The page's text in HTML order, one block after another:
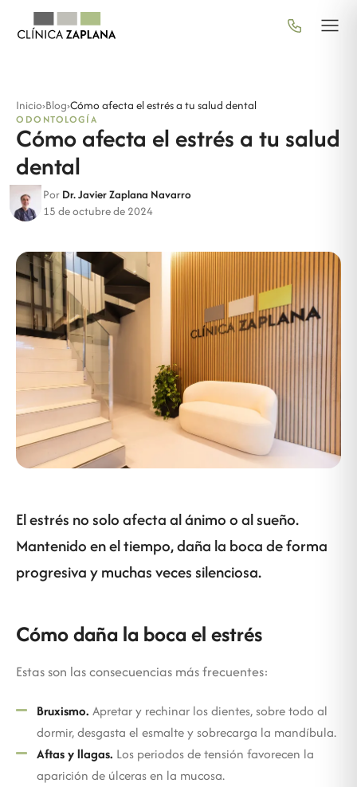
Inicio›Blog›Cómo afecta el estrés a tu salud dental
ODONTOLOGÍA
Cómo afecta el estrés a tu salud
dental
Por Dr. Javier Zaplana Navarro
15 de octubre de 2024
El estrés no solo afecta al ánimo o al sueño.
Mantenido en el tiempo, daña la boca de forma
progresiva y muchas veces silenciosa.
Cómo daña la boca el estrés
Estas son las consecuencias más frecuentes:
Bruxismo. Apretar y rechinar los dientes, sobre todo al
dormir, desgasta el esmalte y sobrecarga la mandíbula.
Aftas y llagas. Los periodos de tensión favorecen la
aparición de úlceras en la mucosa.